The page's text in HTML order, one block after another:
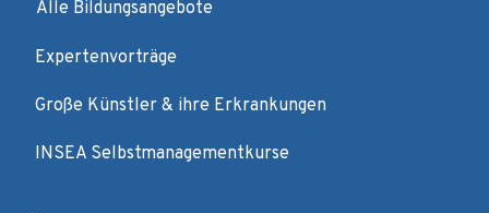
Alle Bildungsangebote
Expertenvorträge
Große Künstler & ihre Erkrankungen
INSEA Selbstmanagementkurse